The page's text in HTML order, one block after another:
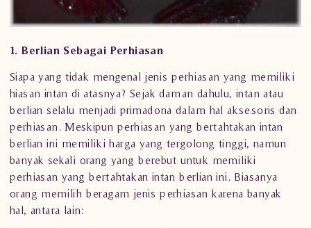
1. Berlian Sebagai Perhiasan
Siapa yang tidak mengenal jenis perhiasan yang memiliki
hiasan intan di atasnya? Sejak daman dahulu, intan atau
berlian selalu menjadi primadona dalam hal aksesoris dan
perhiasan. Meskipun perhiasan yang bertahtakan intan
berlian ini memiliki harga yang tergolong tinggi, namun
banyak sekali orang yang berebut untuk memiliki
perhiasan yang bertahtakan intan berlian ini. Biasanya
orang memilih beragam jenis perhiasan karena banyak
hal, antara lain: